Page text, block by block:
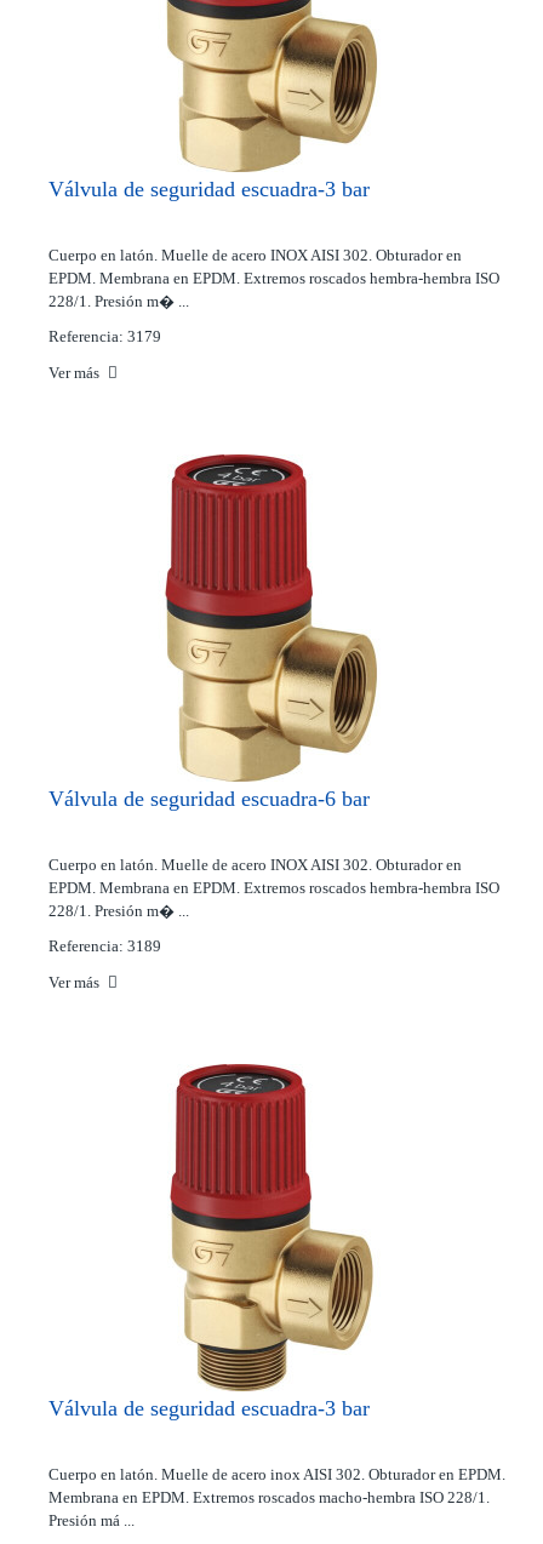
Válvula de seguridad escuadra-3 bar
Cuerpo en latón. Muelle de acero INOX AISI 302. Obturador en
EPDM. Membrana en EPDM. Extremos roscados hembra-hembra ISO
228/1. Presión m� ...
Referencia: 3179
Ver más
Válvula de seguridad escuadra-6 bar
Cuerpo en latón. Muelle de acero INOX AISI 302. Obturador en
EPDM. Membrana en EPDM. Extremos roscados hembra-hembra ISO
228/1. Presión m� ...
Referencia: 3189
Ver más
Válvula de seguridad escuadra-3 bar
Cuerpo en latón. Muelle de acero inox AISI 302. Obturador en EPDM.
Membrana en EPDM. Extremos roscados macho-hembra ISO 228/1.
Presión má ...